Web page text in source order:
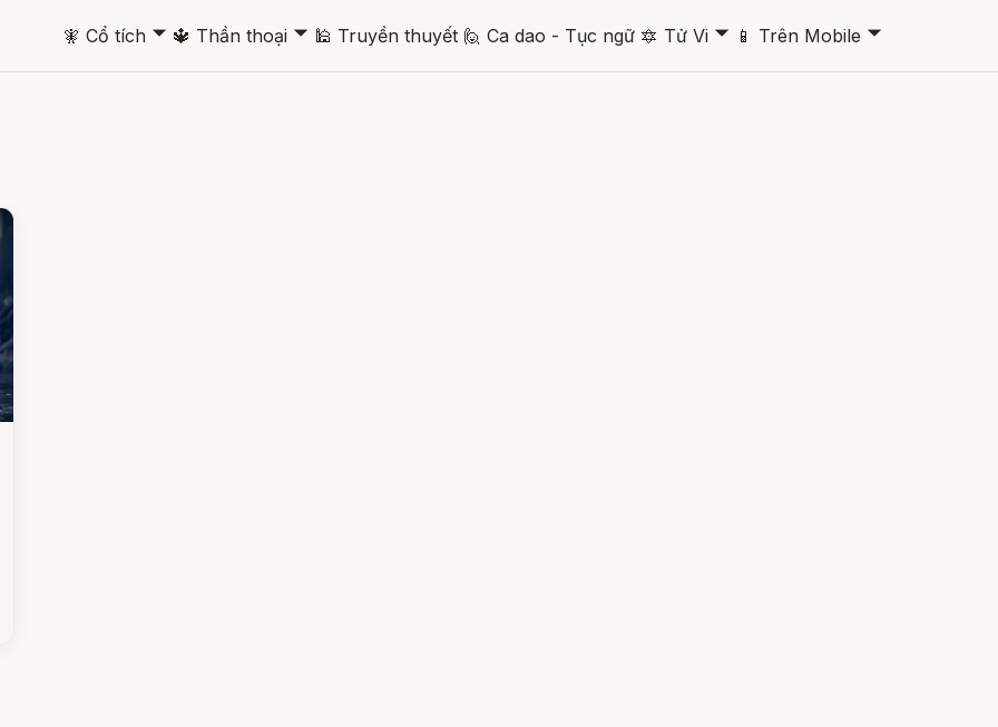
🧚 Cổ tích 🞃 🔱 Thần thoại 🞃 🕌 Truyền thuyết 🙋 Ca dao - Tục ngữ 🔯 Tử Vi 🞃 📱 Trên Mobile 🞃